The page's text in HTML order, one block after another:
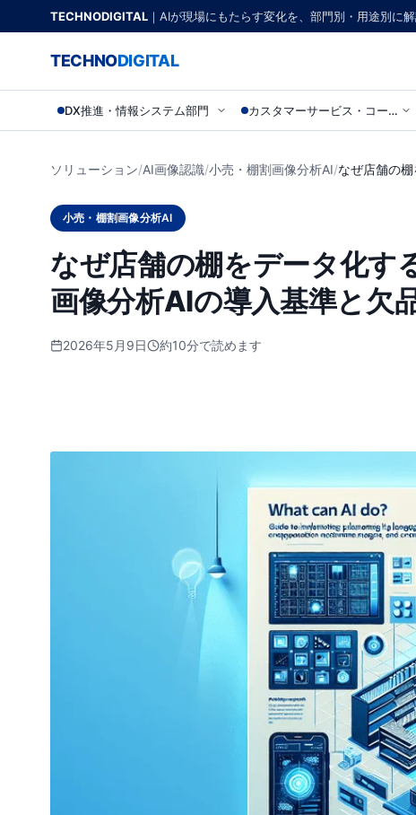
TECHNODIGITAL ｜AIが現場にもたらす変化を、部門別・用途別に解
TECHNODIGITAL
DX推進・情報システム部門 カスタマーサービス・コールセンター
ソリューション/AI画像認識/小売・棚割画像分析AI/なぜ店舗の
小売・棚割画像分析AI
なぜ店舗の棚をデータ化す
画像分析AIの導入基準と欠
2026年5月9日 約10分で読めます